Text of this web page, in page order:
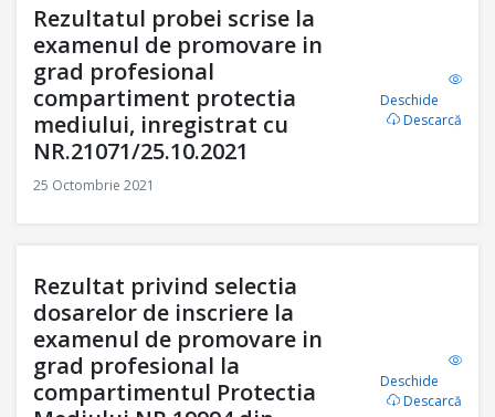
Rezultatul probei scrise la
examenul de promovare in
grad profesional
compartiment protectia
mediului, inregistrat cu
NR.21071/25.10.2021
25 Octombrie 2021
Deschide
Descarcă
Rezultat privind selectia
dosarelor de inscriere la
examenul de promovare in
grad profesional la
compartimentul Protectia
Deschide
Descarcă